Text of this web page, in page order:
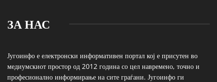
ЗА НАС
Југоинфо е електронски информативен портал кој е присутен во
медиумскиот простор од 2012 година со цел навремено, точно и
професионално информирање на сите граѓани. Југоинфо ги